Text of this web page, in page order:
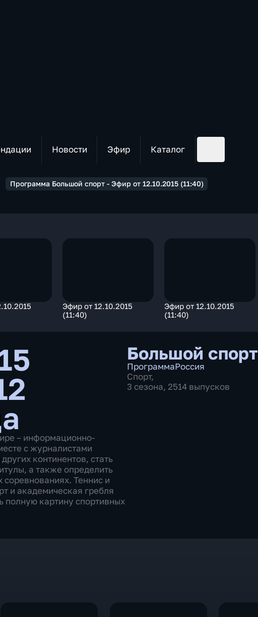
Новости Эфир Каталог
Программа Большой спорт - Эфир от 12.10.2015 (11:40)
Эфир от 12.10.2015
(11:40)
Эфир от 12.10.2015
(11:40)
– информационно-
с журналистами
континентов, стать
а также определить
Теннис и
и академическая гребля
полную картину спортивных
Большой спорт
ПрограммаРоссия
Спорт,
3 сезона, 2514 выпусков